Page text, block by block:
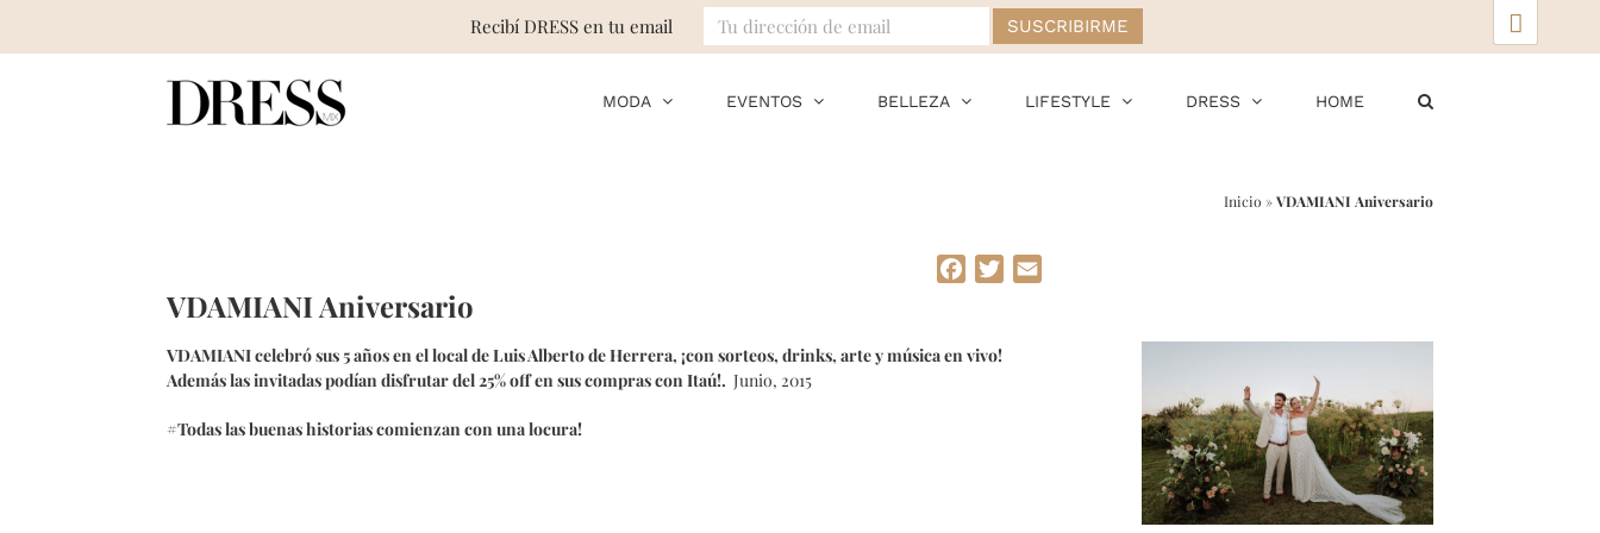
MODA EVENTOS BELLEZA LIFESTYLE DRESS HOME
Inicio »VDAMIANI Aniversario
Facebook
Twitter
VDAMIANI Aniversario
VDAMIANI celebró sus 5 años en el local de Luis Alberto de Herrera, ¡con sorteos, drinks, arte y música en vivo!
Además las invitadas podían disfrutar del 25% off en sus compras con Itaú!. Junio, 2015
#Todas las buenas historias comienzan con una locura!
Recibí DRESS en tu email